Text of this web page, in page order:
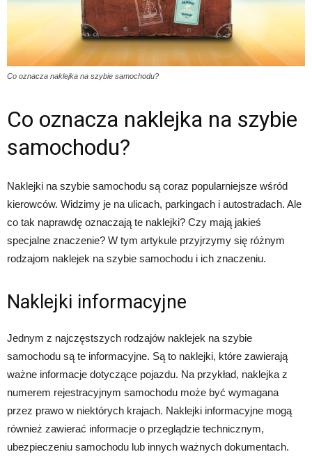
Co oznacza naklejka na szybie samochodu?
Co oznacza naklejka na szybie
samochodu?
Naklejki na szybie samochodu są coraz popularniejsze wśród
kierowców. Widzimy je na ulicach, parkingach i autostradach. Ale
co tak naprawdę oznaczają te naklejki? Czy mają jakieś
specjalne znaczenie? W tym artykule przyjrzymy się różnym
rodzajom naklejek na szybie samochodu i ich znaczeniu.
Naklejki informacyjne
Jednym z najczęstszych rodzajów naklejek na szybie
samochodu są te informacyjne. Są to naklejki, które zawierają
ważne informacje dotyczące pojazdu. Na przykład, naklejka z
numerem rejestracyjnym samochodu może być wymagana
przez prawo w niektórych krajach. Naklejki informacyjne mogą
również zawierać informacje o przeglądzie technicznym,
ubezpieczeniu samochodu lub innych ważnych dokumentach.